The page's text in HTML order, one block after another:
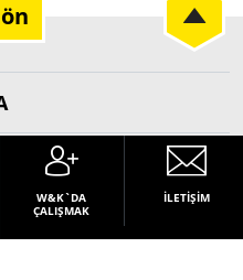
mbH 2026
W&K`DA
ÇALIŞMAK
İLETIŞIM